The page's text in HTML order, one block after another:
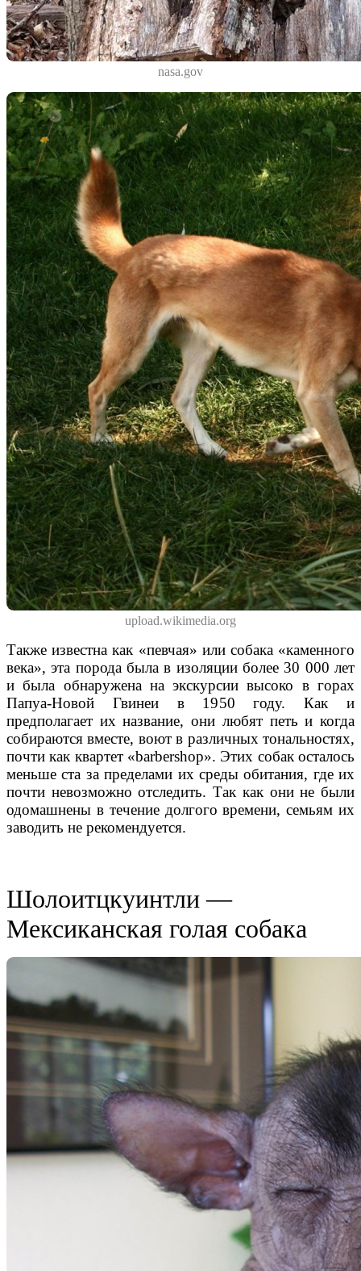
nasa.gov
upload.wikimedia.org
Также известна как «певчая» или собака«каменного
века», эта порода была в изоляции более 30 000 лет
и была обнаружена на экскурсии высоко в горах
Папуа-Новой Гвинеи в 1950 году. Как и
предполагает их название, они любят петь и когда
собираются вместе, воют в различных тональностях,
почти как квартет «barbershop». Этих собак осталось
меньше ста за пределами их среды обитания, где их
почти невозможно отследить. Так как они не были
одомашнены в течение долгого времени, семьям их
заводить не рекомендуется.
Шолоитцкуинтли —
Мексиканская голая собака